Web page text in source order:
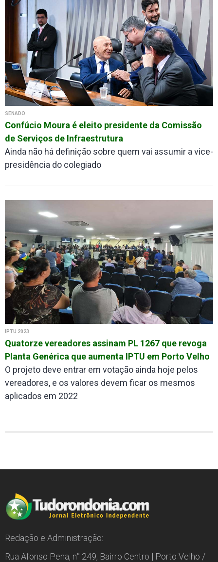
SENADO
Confúcio Moura é eleito presidente da Comissão
de Serviços de Infraestrutura
Ainda não há definição sobre quem vai assumir a vice-
presidência do colegiado
IPTU 2023
Quatorze vereadores assinam PL 1267 que revoga
Planta Genérica que aumenta IPTU em Porto Velho
O projeto deve entrar em votação ainda hoje pelos
vereadores, e os valores devem ficar os mesmos
aplicados em 2022
Redação e Administração:
Rua Afonso Pena, n° 249, Bairro Centro | Porto Velho /